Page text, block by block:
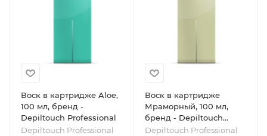
Воск в картридже Aloe,
100 мл, бренд -
Depiltouch Professional
Depiltouch Professional
Воск в картридже
Мраморный, 100 мл,
бренд - Depiltouch
Professional
Depiltouch Professional